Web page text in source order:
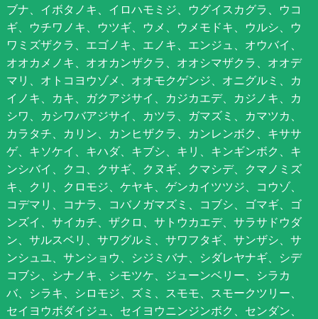
ブナ、イボタノキ、イロハモミジ、ウグイスカグラ、ウコ
ギ、ウチワノキ、ウツギ、ウメ、ウメモドキ、ウルシ、ウ
ワミズザクラ、エゴノキ、エノキ、エンジュ、オウバイ、
オオカメノキ、オオカンザクラ、オオシマザクラ、オオデ
マリ、オトコヨウゾメ、オオモクゲンジ、オニグルミ、カ
イノキ、カキ、ガクアジサイ、カジカエデ、カジノキ、カ
シワ、カシワバアジサイ、カツラ、ガマズミ、カマツカ、
カラタチ、カリン、カンヒザクラ、カンレンボク、キササ
ゲ、キソケイ、キハダ、キブシ、キリ、キンギンボク、キ
ンシバイ、クコ、クサギ、クヌギ、クマシデ、クマノミズ
キ、クリ、クロモジ、ケヤキ、ゲンカイツツジ、コウゾ、
コデマリ、コナラ、コバノガマズミ、コブシ、ゴマギ、ゴ
ンズイ、サイカチ、ザクロ、サトウカエデ、サラサドウダ
ン、サルスベリ、サワグルミ、サワフタギ、サンザシ、サ
ンシュユ、サンショウ、シジミバナ、シダレヤナギ、シデ
コブシ、シナノキ、シモツケ、ジューンベリー、シラカ
バ、シラキ、シロモジ、ズミ、スモモ、スモークツリー、
セイヨウボダイジュ、セイヨウニンジンボク、センダン、